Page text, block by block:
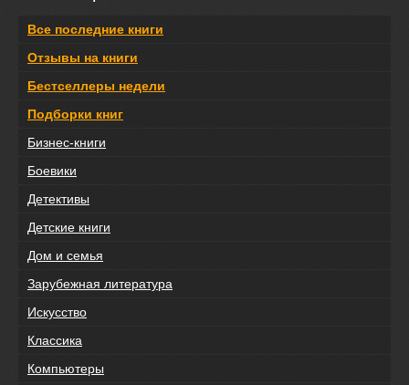
Все последние книги
Отзывы на книги
Бестселлеры недели
Подборки книг
Бизнес-книги
Боевики
Детективы
Детские книги
Дом и семья
Зарубежная литература
Искусство
Классика
Компьютеры